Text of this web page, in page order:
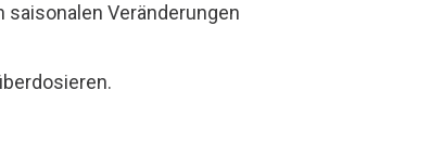
saisonalen Veränderungen